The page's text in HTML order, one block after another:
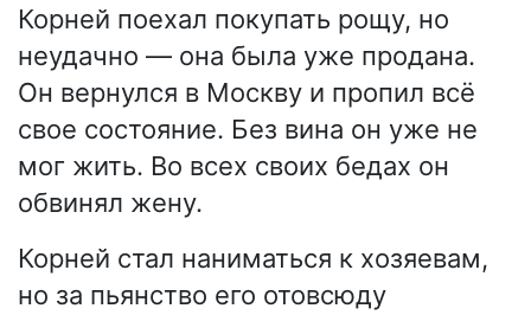
Корней поехал покупать рощу, но
неудачно — она была уже продана.
Он вернулся в Москву и пропил всё
свое состояние. Без вина он уже не
мог жить. Во всех своих бедах он
обвинял жену.
Корней стал наниматься к хозяевам,
но за пьянство его отовсюду